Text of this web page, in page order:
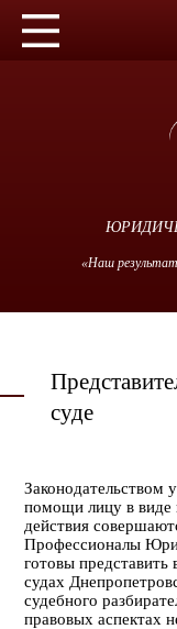
«Наш
суде
Законодательством
помощи лицу в виде
действия
Профессионалы
готовы
судах
судебного
правовых аспектах